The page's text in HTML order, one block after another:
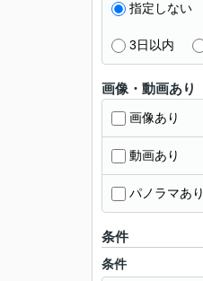
指定しない
3日以内
画像・動画あり
画像あり
動画あり
パノラマあり
条件
条件